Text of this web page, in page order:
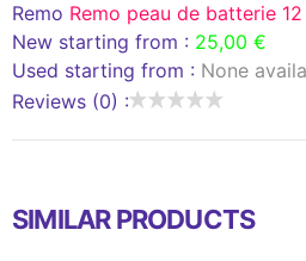
Remo Remo peau de batterie
New starting from : 25,00 €
Used starting from : None
Reviews (0) :
SIMILAR PRODUCTS